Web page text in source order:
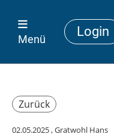
Login
Menü
Zurück
02.05.2025, Gratwohl Hans